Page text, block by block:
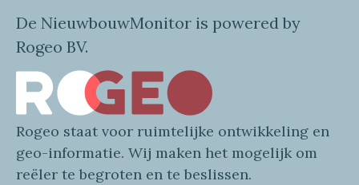
De NieuwbouwMonitor is powered by
Rogeo BV.
Rogeo staat voor ruimtelijke ontwikkeling en
geo-informatie. Wij maken het mogelijk om
reëler te begroten en te beslissen.